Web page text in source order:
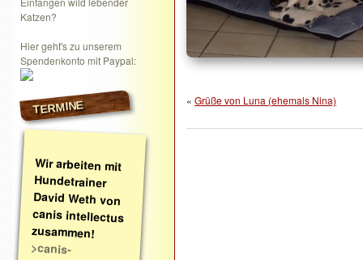
Katzen?
Hier geht's zu unserem
Spendenkonto mit Paypal:
TERMINE
Wir arbeiten mit
Hundetrainer
David Weth von
canis intellectus
zusammen!
>canis-
« Grüße von Luna (ehemals Nina)